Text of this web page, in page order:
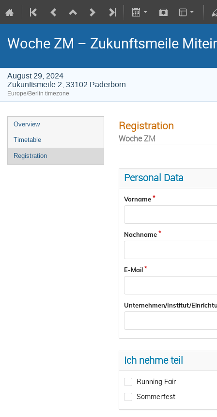
Woche ZM – Zukunftsmeile
August 29, 2024
Zukunftsmeile 2, 33102 Paderborn
Europe/Berlin timezone
Overview
Timetable
Registration
Registration
Woche ZM
Personal Data
Vorname
Nachname
E-Mail
Unternehmen/Institut/
Ich nehme teil
Running Fair
Sommerfest